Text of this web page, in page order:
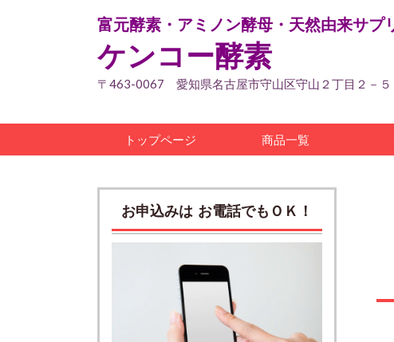
富元酵素・アミノン酵母・天然由来サプ
ケンコー酵素
〒463-0067 愛知県名古屋市守山区守山２丁目２－５
トップページ 商品一覧
お申込みは お電話でもＯＫ！